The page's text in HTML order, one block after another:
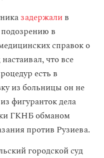
задержалив
в
справок о
что все
есть в
из больницы он не
фигуранток дела
ГКНБ обманом
против Рузиева.
городской суд